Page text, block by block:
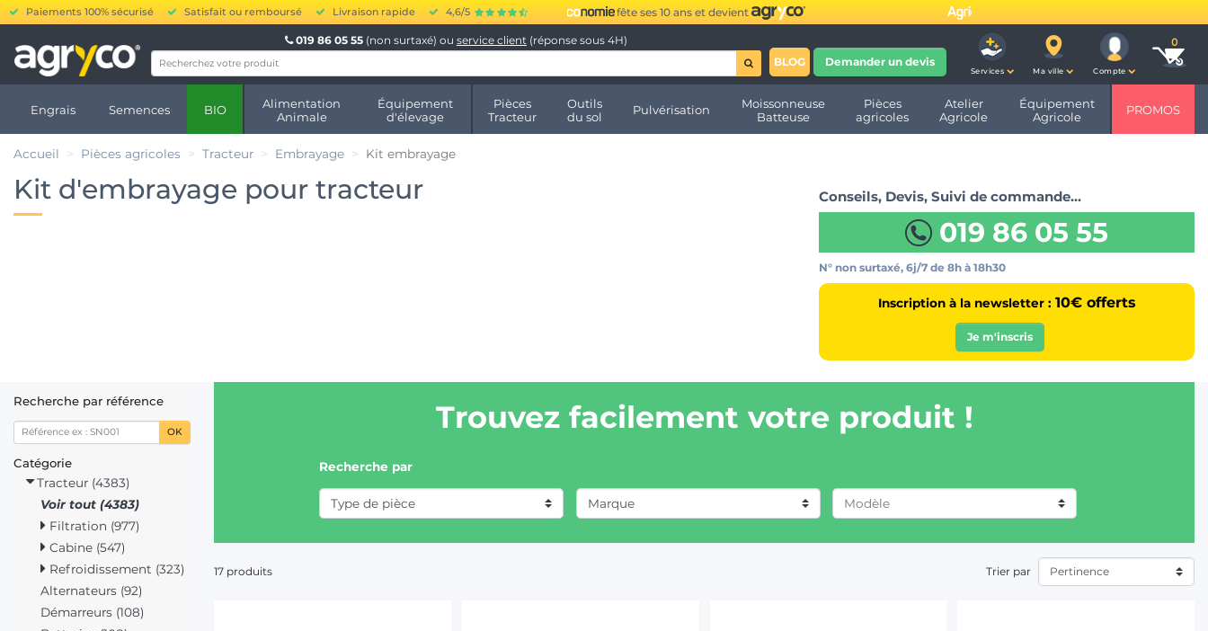
Paiements 100% sécurisé Satisfait ou remboursé Livraison rapide 4,6/5 fête ses 10 ans et devient
019 86 05 55 (non surtaxé) ou service client (réponse sous 4H)
BLOG
Demander un devis
Services Ma ville Compte
Engrais Semences BIO
Alimentation
Animale
Équipement
d'élevage
Pièces
Tracteur
Outils
du sol
Pulvérisation
Moissonneuse
Batteuse
Pièces
agricoles
Atelier
Agricole
Équipement
Agricole
PROMOS
Accueil Pièces agricoles Tracteur Embrayage Kit embrayage
Kit d'embrayage pour tracteur Conseils, Devis, Suivi de commande…
019 86 05 55
N° non surtaxé, 6j/7 de 8h à 18h30
Inscription à la newsletter : 10€ offerts
Je m'inscris
Recherche par référence
OK
Catégorie
Tracteur (4383)
Voir tout (4383)
Filtration (977)
Cabine (547)
Refroidissement (323)
Alternateurs (92)
Démarreurs (108)
Trouvez facilement votre produit !
Recherche par
Marque
17 produits Trier par